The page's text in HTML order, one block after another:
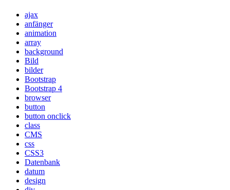
ajax
anfänger
animation
array
background
Bild
bilder
Bootstrap
Bootstrap 4
browser
button
button onclick
class
CMS
css
CSS3
Datenbank
datum
design